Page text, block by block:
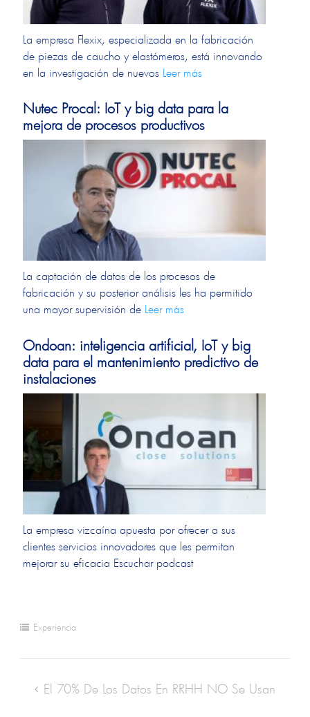
La empresa Flexix, especializada en la fabricación
de piezas de caucho y elastómeros, está innovando
en la investigación de nuevos Leer más
Nutec Procal: IoT y big data para la
mejora de procesos productivos
La captación de datos de los procesos de
fabricación y su posterior análisis les ha permitido
una mayor supervisión de Leer más
Ondoan: inteligencia artificial, IoT y big
data para el mantenimiento predictivo de
instalaciones
La empresa vizcaína apuesta por ofrecer a sus
clientes servicios innovadores que les permitan
mejorar su eficacia Escuchar podcast
Experiencia
El 70% De Los Datos En RRHH NO Se Usan